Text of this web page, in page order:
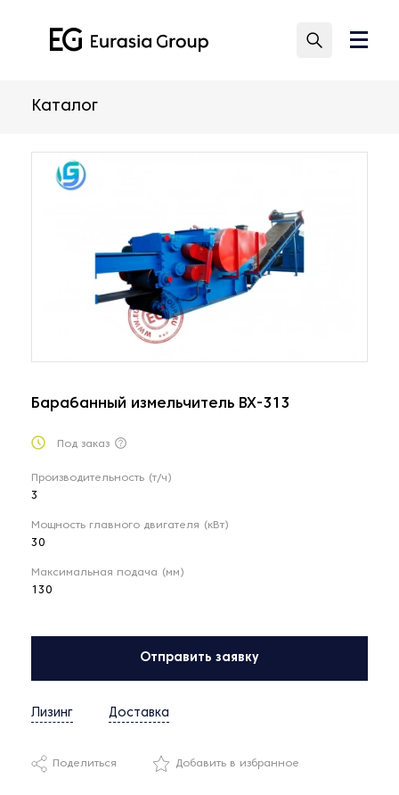
Каталог
Барабанный измельчитель BX-313
Под заказ
Производительность (т/ч)
3
Мощность главного двигателя (кВт)
30
Максимальная подача (мм)
130
Отправить заявку
Лизинг Доставка
Поделиться Добавить в избранное